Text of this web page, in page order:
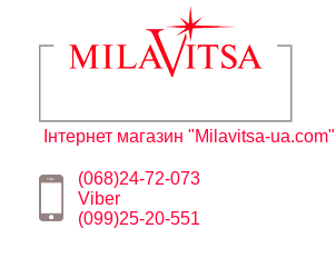
Інтернет магазин "Milavitsa-ua.com"
(068)24-72-073
Viber
(099)25-20-551